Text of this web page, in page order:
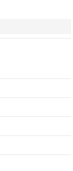
配をいたします。
なります。